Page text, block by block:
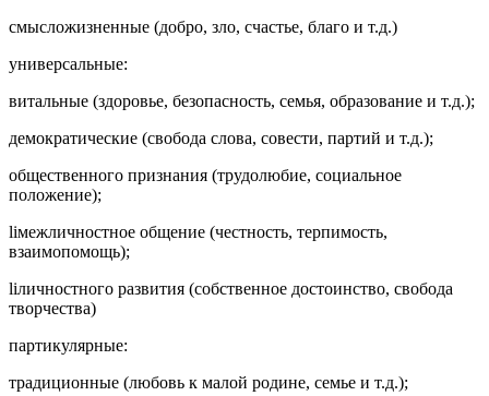
смысложизненные (добро, зло, счастье, благо и т.д.)
универсальные:
витальные (здоровье, безопасность, семья, образование и т.д.);
демократические (свобода слова, совести, партий и т.д.);
общественного признания (трудолюбие, социальное
положение);
liмежличностное общение (честность, терпимость,
взаимопомощь);
liличностного развития (собственное достоинство, свобода
творчества)
партикулярные:
традиционные (любовь к малой родине, семье и т.д.);